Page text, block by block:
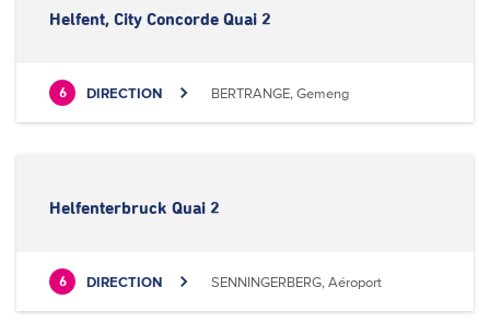
Helfent, City Concorde Quai 2
6 DIRECTION BERTRANGE, Gemeng
Helfenterbruck Quai 2
6 DIRECTION SENNINGERBERG, Aéroport